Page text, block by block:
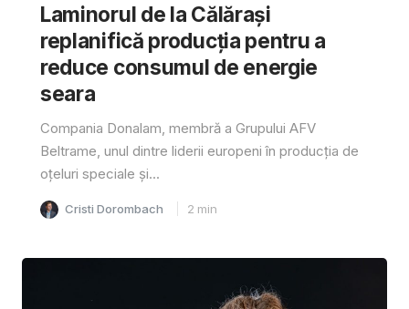
Laminorul de la Călărași
replanifică producția pentru a
reduce consumul de energie
seara
Compania Donalam, membră a Grupului AFV
Beltrame, unul dintre liderii europeni în producția de
oțeluri speciale și...
Cristi Dorombach 2 min